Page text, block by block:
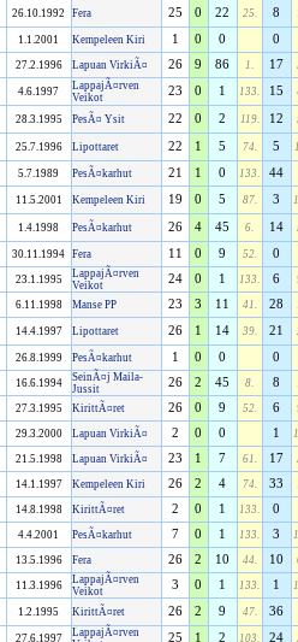
26.10.1992 Fera 25 0 22 25. 8
1.1.2001 Kempeleen Kiri 1 0 0 0
27.2.1996 Lapuan VirkiÃ¤ 26 9 86 1. 17
4.6.1997
LappajÃ¤rven
Veikot
23 0 1 133. 15
28.3.1995 PesÃ¤ Ysit 22 0 2 119. 12
25.7.1996 Lipottaret 22 1 5 74. 5
5.7.1989 PesÃ¤karhut 21 1 0 133. 44
11.5.2001 Kempeleen Kiri 19 0 5 87. 3
1.4.1998 PesÃ¤karhut 26 4 45 6. 14
30.11.1994 Fera 11 0 9 52. 0
23.1.1995
LappajÃ¤rven
Veikot
24 0 1 133. 6
6.11.1998 Manse PP 23 3 11 41. 28
14.4.1997 Lipottaret 26 1 14 39. 21
26.8.1999 PesÃ¤karhut 1 0 0 0
16.6.1994
SeinÃ¤j Maila-
Jussit
26 2 45 8. 8
27.3.1995 KirittÃ¤ret 26 0 9 52. 6
29.3.2000 Lapuan VirkiÃ¤ 2 0 0 1
21.5.1998 Lapuan VirkiÃ¤ 23 1 7 61. 17
14.1.1997 Kempeleen Kiri 26 2 4 74. 33
14.8.1998 KirittÃ¤ret 2 0 1 133. 0
4.4.2001 PesÃ¤karhut 7 0 1 133. 3
13.5.1996 Fera 26 2 10 44. 10
11.3.1996
LappajÃ¤rven
Veikot
3 0 1 133. 1
1.2.1995 KirittÃ¤ret 26 2 9 47. 36
27.6.1997
LappajÃ¤rven
25 1 2 103. 24